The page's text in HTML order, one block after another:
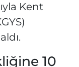
Kent
10